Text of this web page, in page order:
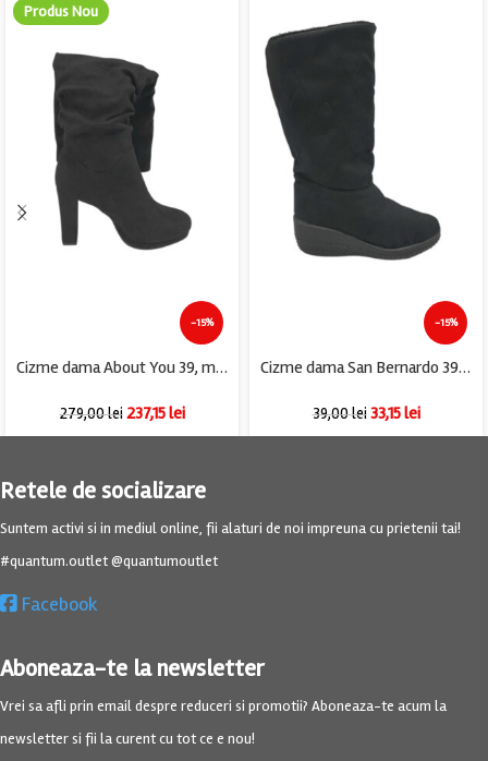
Produs Nou
-15%
Cizme dama About You 39, material textil, negru
279,00lei 237,15lei
-15%
Cizme dama San Bernardo 39, material textil, negru , captusite
39,00lei 33,15lei
Retele de socializare
Suntem activi si in mediul online, fii alaturi de noi impreuna cu prietenii tai!
#quantum.outlet @quantumoutlet
Facebook
Aboneaza-te la newsletter
Vrei sa afli prin email despre reduceri si promotii? Aboneaza-te acum la
newsletter si fii la curent cu tot ce e nou!